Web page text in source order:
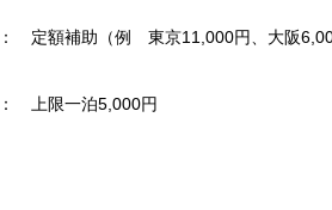
定額補助（例 東京11,000円、大阪
上限一泊5,000円